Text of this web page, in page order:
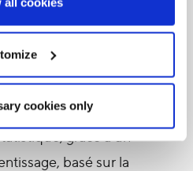
cookies only
est un outil conçu
et fonctionne par un
algébriques,
de données, qui sont
des corrélations, en
basé sur la